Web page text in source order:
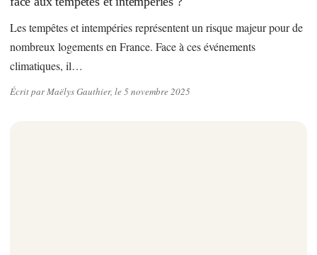
Les tempêtes et intempéries représentent un risque majeur pour de
nombreux logements en France. Face à ces événements
climatiques, il…
Écrit par Maëlys Gauthier, le 5 novembre 2025